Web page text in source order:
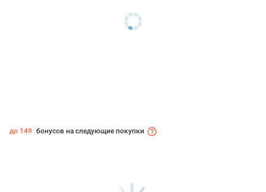
до 149 бонусов на следующие покупки